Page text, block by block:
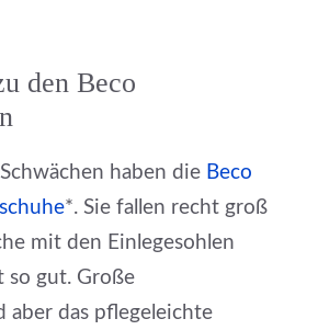
den Beco
haben die Beco
*. Sie fallen recht groß
mit den Einlegesohlen
so gut. Große
aber das pflegeleichte